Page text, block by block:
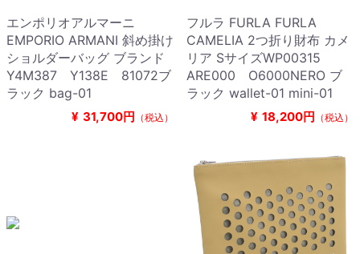
エンポリオアルマーニ
EMPORIO ARMANI 斜め掛け
ショルダーバッグ ブランド
Y4M387 Y138E 81072ブ
ラック bag-01
¥ 31,700円 （税込）
フルラ FURLA FURLA
CAMELIA 2つ折り財布 カメ
リア SサイズWP00315
ARE000 O6000NERO ブ
ラック wallet-01 mini-01
¥ 18,200円 （税込）